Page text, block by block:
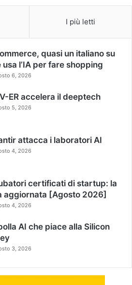
I più letti
quasi un italiano su
usa l’IA per fare shopping
6, 2026
ER accelera il deeptech
5, 2026
attacca i laboratori AI
4, 2026
certificati di startup: la
aggiornata [Agosto 2026]
4, 2026
AI che piace alla Silicon
3, 2026